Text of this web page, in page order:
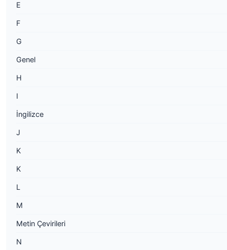
E
F
G
Genel
H
I
İngilizce
J
K
K
L
M
Metin Çevirileri
N